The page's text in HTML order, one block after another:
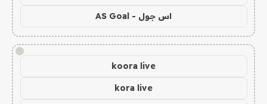
اس جول - AS Goal
!
koora live
kora live